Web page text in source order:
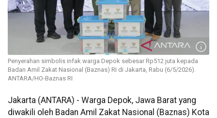
Penyerahan simbolis infak warga Depok sebesar Rp512 juta kepada
Badan Amil Zakat Nasional (Baznas) RI di Jakarta, Rabu (6/5/2026).
ANTARA/HO-Baznas RI
Jakarta (ANTARA) - Warga Depok, Jawa Barat yang
diwakili oleh Badan Amil Zakat Nasional (Baznas) Kota